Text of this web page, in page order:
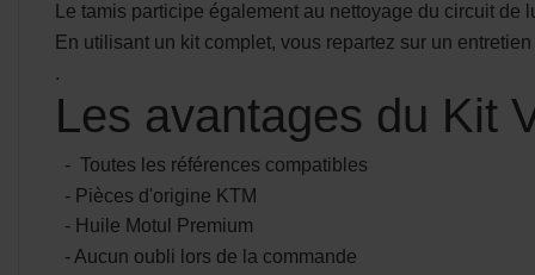
Le tamis participe également au nettoyage du circuit de
En utilisant un kit complet, vous repartez sur un
.
Les avantages du Kit
- Toutes les références compatibles
- Pièces d'origine KTM
- Huile Motul Premium
- Aucun oubli lors de la commande